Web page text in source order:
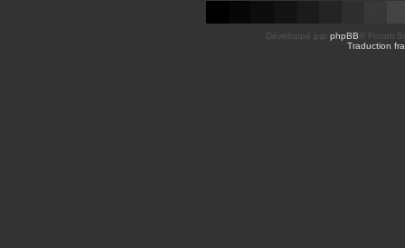
Développé par phpBB ® Forum
Traduction